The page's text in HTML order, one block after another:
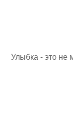
Улыбка - это не